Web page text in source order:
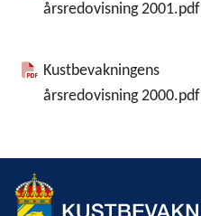
årsredovisning 2001.pdf
Kustbevakningens
årsredovisning 2000.pdf